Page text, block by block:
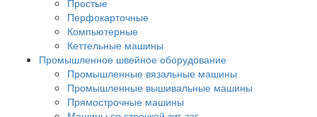
Простые
Перфокарточные
Компьютерные
Кеттельные машины
Промышленное швейное оборудование
Промышленные вязальные машины
Промышленные вышивальные машины
Прямострочные машины